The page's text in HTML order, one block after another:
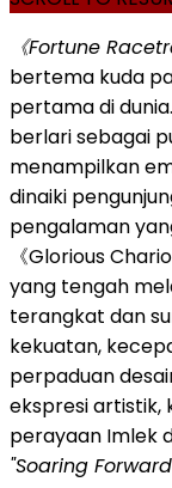
《Fortune
bertema kuda
pertama di
berlari sebagai
menampilkan
dinaiki
pengalaman
《Glorious
yang tengah
terangkat dan
kekuatan,
perpaduan
ekspresi artistik,
perayaan Imlek
"Soaring